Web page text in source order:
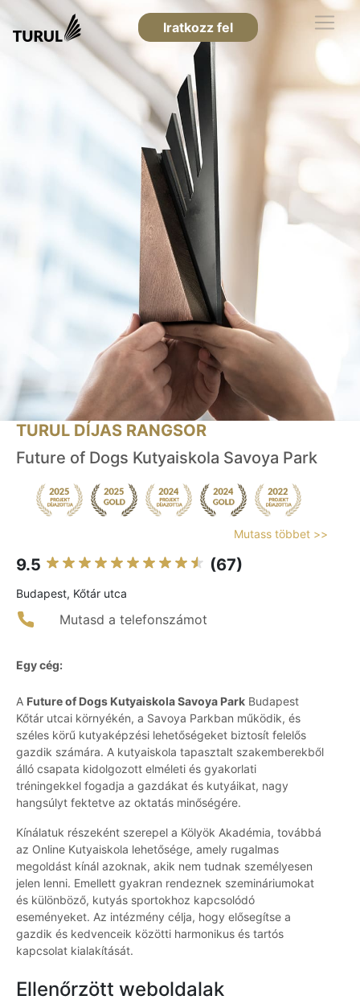
Iratkozz fel
TURUL DÍJAS RANGSOR
Future of Dogs Kutyaiskola Savoya Park
Mutass többet >>
9.5 (67)
Budapest, Kőtár utca
Mutasd a telefonszámot
Egy cég:
A Future of Dogs Kutyaiskola Savoya Park Budapest
Kőtár utcai környékén, a Savoya Parkban működik, és
széles körű kutyaképzési lehetőségeket biztosít felelős
gazdik számára. A kutyaiskola tapasztalt szakemberekből
álló csapata kidolgozott elméleti és gyakorlati
tréningekkel fogadja a gazdákat és kutyáikat, nagy
hangsúlyt fektetve az oktatás minőségére.
Kínálatuk részeként szerepel a Kölyök Akadémia, továbbá
az Online Kutyaiskola lehetősége, amely rugalmas
megoldást kínál azoknak, akik nem tudnak személyesen
jelen lenni. Emellett gyakran rendeznek szemináriumokat
és különböző, kutyás sportokhoz kapcsolódó
eseményeket. Az intézmény célja, hogy elősegítse a
gazdik és kedvenceik közötti harmonikus és tartós
kapcsolat kialakítását.
Ellenőrzött weboldalak